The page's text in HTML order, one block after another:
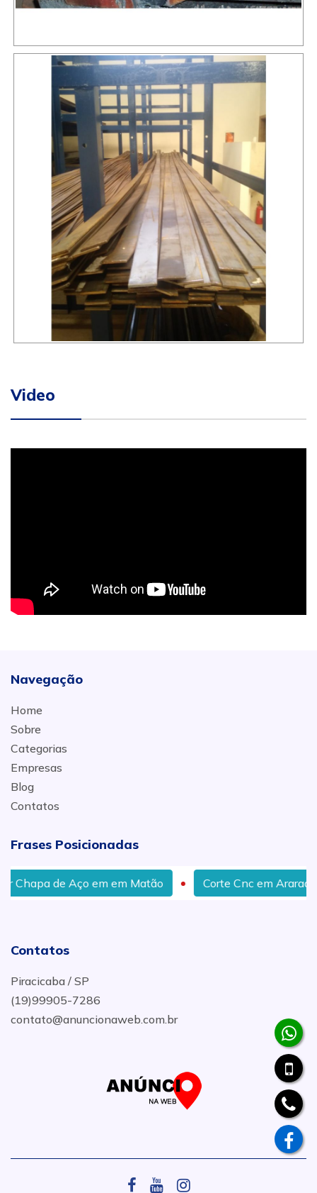
Video
Navegação
Home
Sobre
Categorias
Empresas
Blog
Contatos
Frases Posicionadas
em em Matão Corte Cnc em Araraquara
Contatos
Piracicaba / SP
(19)99905-7286
contato@anuncionaweb.com.br